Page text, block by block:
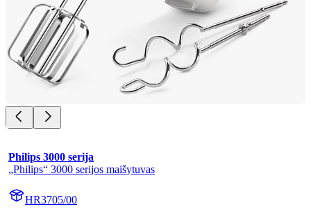
Philips 3000 serija
„Philips“ 3000 serijos maišytuvas
HR3705/00